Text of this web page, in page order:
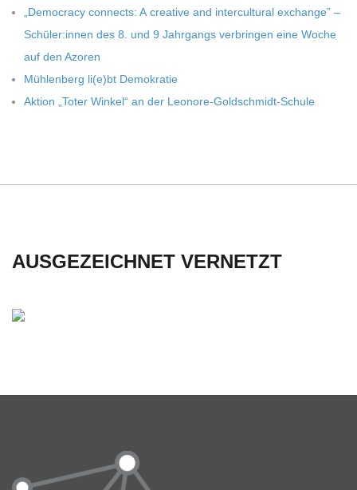
„Demo­cracy con­nects: A crea­tive and inter­cul­tu­ral exch­ange” –
Schüler:innen des 8. und 9 Jahr­gangs ver­brin­gen eine Woche
auf den Azoren
Müh­len­berg li(e)bt Demokratie
Aktion „Toter Win­kel“ an der Leonore-Goldschmidt-Schule
AUSGEZEICHNET VERNETZT